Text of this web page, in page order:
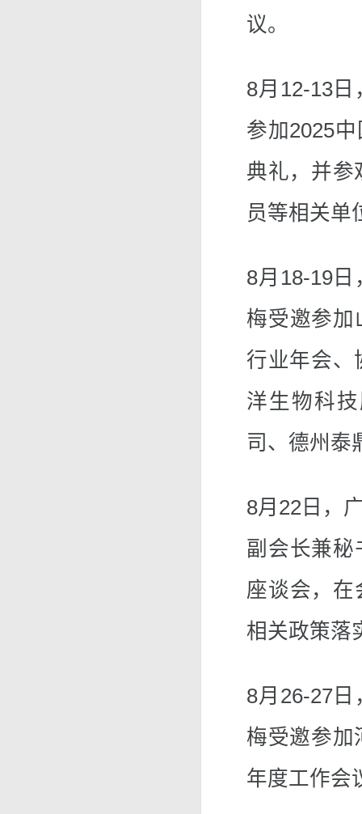
议。
8月12-13
参加2025
典礼，并参
员等相关单
8月18-19
梅受邀参加
行业年会、
洋生物科
司、德州泰
8月22日，
副会长兼
座谈会，在
相关政策落
8月26-27
梅受邀参加
年度工作会